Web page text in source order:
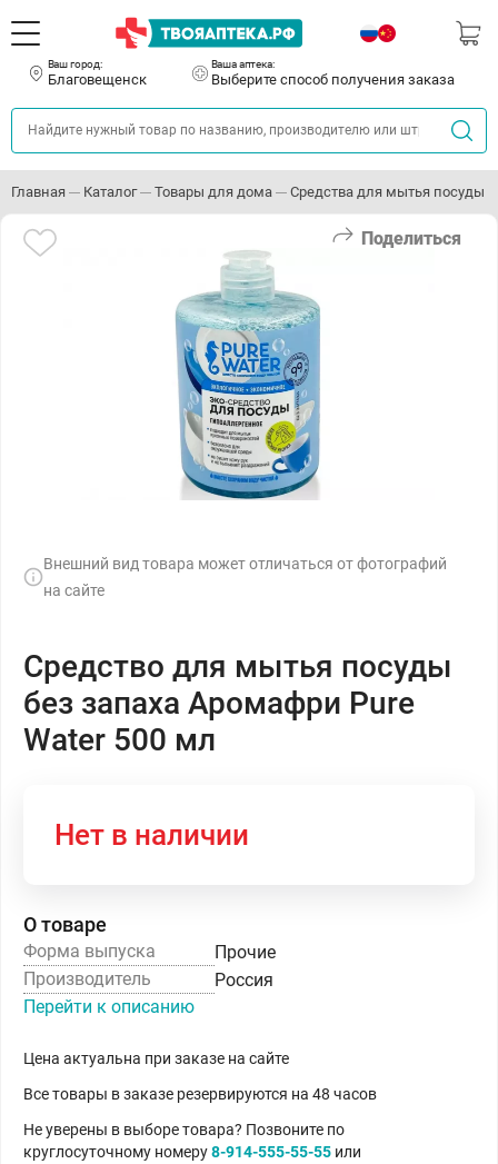
Ваш город:
Благовещенск
Ваша аптека:
Выберите способ получения заказа
Главная Каталог Товары для дома Средства для мытья посуды
Поделиться
Внешний вид товара может отличаться от фотографий
на сайте
Средство для мытья посуды
без запаха Аромафри Pure
Water 500 мл
Нет в наличии
О товаре
Форма выпуска
Прочие
Производитель
Россия
Перейти к описанию
Цена актуальна при заказе на сайте
Все товары в заказе резервируются на 48 часов
Не уверены в выборе товара? Позвоните по
круглосуточному номеру8-914-555-55-55 или